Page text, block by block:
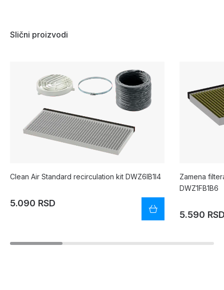
Slični proizvodi
Clean Air Standard recirculation kit DWZ6IB1I4
5.090 RSD
Zamena
DWZ1FB1B6
5.590